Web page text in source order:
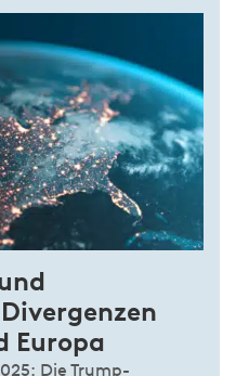
Europa
Die Trump-